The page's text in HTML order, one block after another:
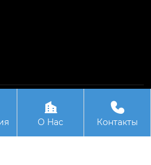
Мэйигао Электро

О Hас

Контакты